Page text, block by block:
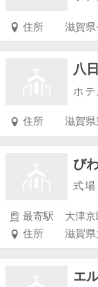
住所 滋賀
八
ホ
住所 滋賀
び
式場
最寄駅
大津
住所
滋賀
エ